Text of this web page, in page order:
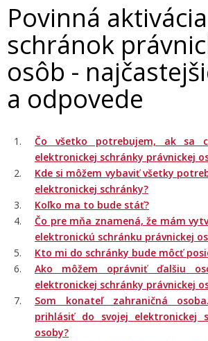
Povinná aktivácia
schránok
osôb -
a odpovede
Čo všetko potrebujem, ak sa
elektronickej schránky právnickej
Kde si môžem vybaviť všetky
elektronickej schránky?
Koľko ma to bude stáť?
Čo pre mňa znamená, že mám
elektronickú schránku právnickej
Kto mi do schránky bude môcť
Ako môžem oprávniť ďalšiu
elektronickej schránky právnickej
Som konateľ zahraničná
prihlásiť do svojej elektronickej
osoby?